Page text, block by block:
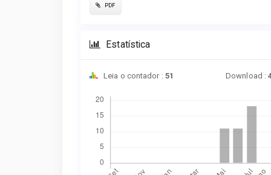
PDF
Estatística
Leia o contador : 51 Download :